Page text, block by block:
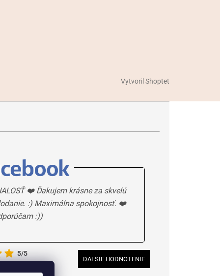
Vytvoril Shoptet
❤️ Ďakujem krásne za skvelú
:) Maximálna spokojnosť. ❤️
:))
5/5
DALSIE HODNOTENIE